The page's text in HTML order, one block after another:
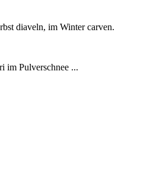
diaveln, im Winter carven.
im Pulverschnee ...